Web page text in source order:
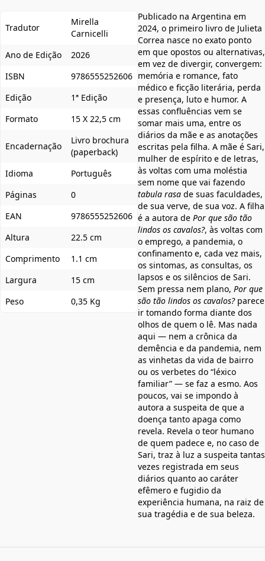
Tradutor
Mirella
Carnicelli
Ano de Edição
2026
ISBN
9786555252606
Edição
1ª Edição
Formato
15 X 22,5 cm
Encadernação
Livro brochura
(paperback)
Idioma
Português
Páginas
0
EAN
9786555252606
Altura
22.5 cm
Comprimento
1.1 cm
Largura
15 cm
Peso
0,35 Kg
Publicado na Argentina em
2024, o primeiro livro de Julieta
Correa nasce no exato ponto
em que opostos ou alternativas,
em vez de divergir, convergem:
memória e romance, fato
médico e ficção literária, perda
e presença, luto e humor. A
essas confluências vem se
somar mais uma, entre os
diários da mãe e as anotações
escritas pela filha. A mãe é Sari,
mulher de espírito e de letras,
às voltas com uma moléstia
sem nome que vai fazendo
tabula rasa de suas faculdades,
de sua verve, de sua voz. A filha
é a autora de Por que são tão
lindos os cavalos?, às voltas com
o emprego, a pandemia, o
confinamento e, cada vez mais,
os sintomas, as consultas, os
lapsos e os silêncios de Sari.
Sem pressa nem plano, Por que
são tão lindos os cavalos? parece
ir tomando forma diante dos
olhos de quem o lê. Mas nada
aqui — nem a crônica da
demência e da pandemia, nem
as vinhetas da vida de bairro
ou os verbetes do “léxico
familiar” — se faz a esmo. Aos
poucos, vai se impondo à
autora a suspeita de que a
doença tanto apaga como
revela. Revela o teor humano
de quem padece e, no caso de
Sari, traz à luz a suspeita tantas
vezes registrada em seus
diários quanto ao caráter
efêmero e fugidio da
experiência humana, na raiz de
sua tragédia e de sua beleza.